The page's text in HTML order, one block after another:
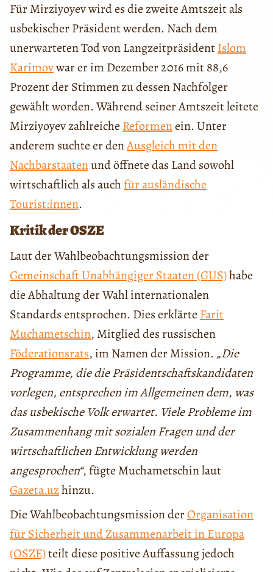
Für Mirziyoyev wird es die zweite Amtszeit als
usbekischer Präsident werden. Nach dem
unerwarteten Tod von LangzeitpräsidentIslom
Karimovwar er im Dezember 2016 mit 88,6
Prozent der Stimmen zu dessen Nachfolger
gewählt worden. Während seiner Amtszeit leitete
Mirziyoyev zahlreiche Reformenein. Unter
anderem suchte er denAusgleich mit den
Nachbarstaatenund öffnete das Land sowohl
wirtschaftlich als auch für ausländische
Tourist:innen.
Kritik der OSZE
Laut der Wahlbeobachtungsmission der
Gemeinschaft Unabhängiger Staaten (GUS)habe
die Abhaltung der Wahl internationalen
Standards entsprochen. Dies erklärte Farit
Muchametschin, Mitglied des russischen
Föderationsrats, im Namen der Mission. „Die
Programme, die die Präsidentschaftskandidaten
vorlegen, entsprechen im Allgemeinen dem, was
das usbekische Volk erwartet. Viele Probleme im
Zusammenhang mit sozialen Fragen und der
wirtschaftlichen Entwicklung werden
angesprochen“, fügte Muchametschin laut
Gazeta.uzhinzu.
Die Wahlbeobachtungsmission derOrganisation
für Sicherheit und Zusammenarbeit in Europa
(OSZE)teilt diese positive Auffassung jedoch